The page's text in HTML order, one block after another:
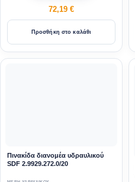
72,19 €
Προσθήκη στο καλάθι
Πινακίδα διανομέα υδραυλικού
SDF 2.9929.272.0/20